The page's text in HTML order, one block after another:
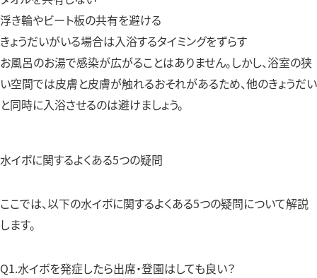
浮き輪やビート板の共有を避ける
きょうだいがいる場合は入浴するタイミングをずらす
お風呂のお湯で感染が広がることはありません。しかし、浴室の狭
い空間では皮膚と皮膚が触れるおそれがあるため、他のきょうだい
と同時に入浴させるのは避けましょう。
水イボに関するよくある5つの疑問
ここでは、以下の水イボに関するよくある5つの疑問について解説
します。
Q1.水イボを発症したら出席・登園はしても良い？